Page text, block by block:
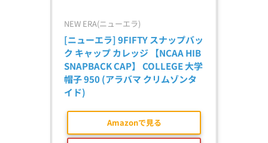
NEW ERA(ニューエラ)
[ニューエラ] 9FIFTY スナップバッ
ク キャップ カレッジ 【NCAA HIB
SNAPBACK CAP】 COLLEGE 大学
帽子 950 (アラバマ クリムゾンタ
イド)
Amazonで見る